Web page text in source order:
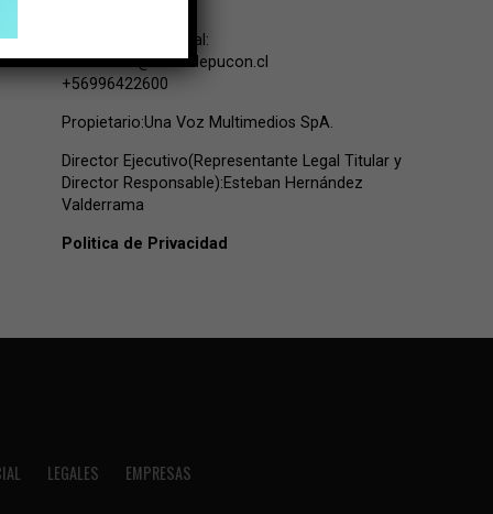
Contacto Comercial:
comercial@lavozdepucon.cl
+56996422600
Propietario:Una Voz Multimedios SpA.
Director Ejecutivo(Representante Legal Titular y
Director Responsable):Esteban Hernández
Valderrama
Politica de Privacidad
LEGALES EMPRESAS